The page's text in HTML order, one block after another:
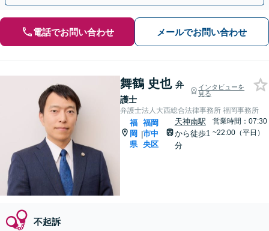
電話でお問い合わせ メールでお問い合わせ
舞鶴 史也 弁
護士
インタビューを
見る
弁護士法人大西総合法律事務所 福岡事務所
福
岡
県
|
福岡
市中
央区
天神南駅
から徒歩1
分
営業時間：07:30
~22:00（平日）
不起訴